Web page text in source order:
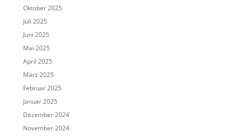
Oktober 2025
Juli 2025
Juni 2025
Mai 2025
April 2025
März 2025
Februar 2025
Januar 2025
Dezember 2024
November 2024